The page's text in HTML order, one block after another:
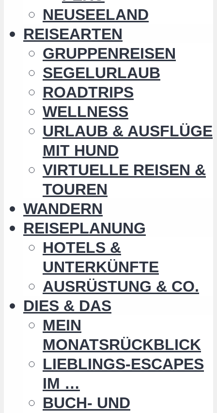
NEUSEELAND
REISEARTEN
GRUPPENREISEN
SEGELURLAUB
ROADTRIPS
WELLNESS
URLAUB & AUSFLÜGE
MIT HUND
VIRTUELLE REISEN &
TOUREN
WANDERN
REISEPLANUNG
HOTELS &
UNTERKÜNFTE
AUSRÜSTUNG & CO.
DIES & DAS
MEIN
MONATSRÜCKBLICK
LIEBLINGS-ESCAPES
IM …
BUCH- UND